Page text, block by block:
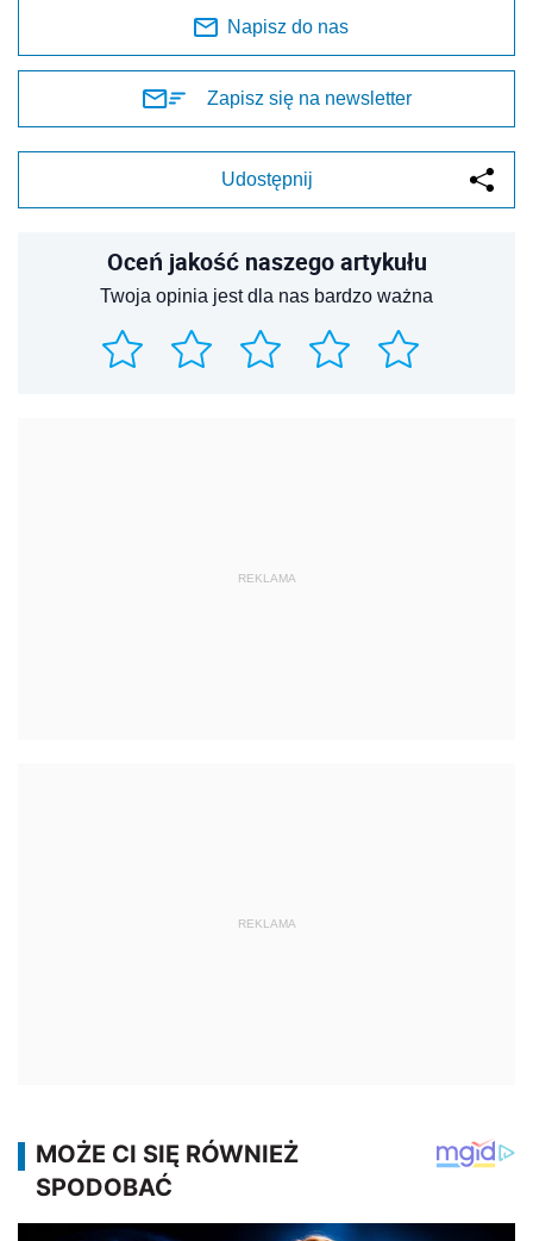
Napisz do nas
Zapisz się na newsletter
Udostępnij
Oceń jakość naszego artykułu
Twoja opinia jest dla nas bardzo ważna
REKLAMA
REKLAMA